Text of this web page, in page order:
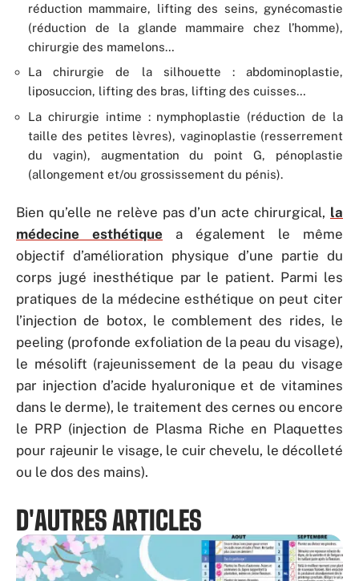
réduction mammaire, lifting des seins, gynécomastie
(réduction de la glande mammaire chez l’homme),
chirurgie des mamelons…
La chirurgie de la silhouette : abdominoplastie,
liposuccion, lifting des bras, lifting des cuisses…
La chirurgie intime : nymphoplastie (réduction de la
taille des petites lèvres), vaginoplastie (resserrement
du vagin), augmentation du point G, pénoplastie
(allongement et/ou grossissement du pénis).
Bien qu’elle ne relève pas d’un acte chirurgical, la
médecine esthétique a également le même
objectif d’amélioration physique d’une partie du
corps jugé inesthétique par le patient. Parmi les
pratiques de la médecine esthétique on peut citer
l’injection de botox, le comblement des rides, le
peeling (profonde exfoliation de la peau du visage),
le mésolift (rajeunissement de la peau du visage
par injection d’acide hyaluronique et de vitamines
dans le derme), le traitement des cernes ou encore
le PRP (injection de Plasma Riche en Plaquettes
pour rajeunir le visage, le cuir chevelu, le décolleté
ou le dos des mains).
D'AUTRES ARTICLES